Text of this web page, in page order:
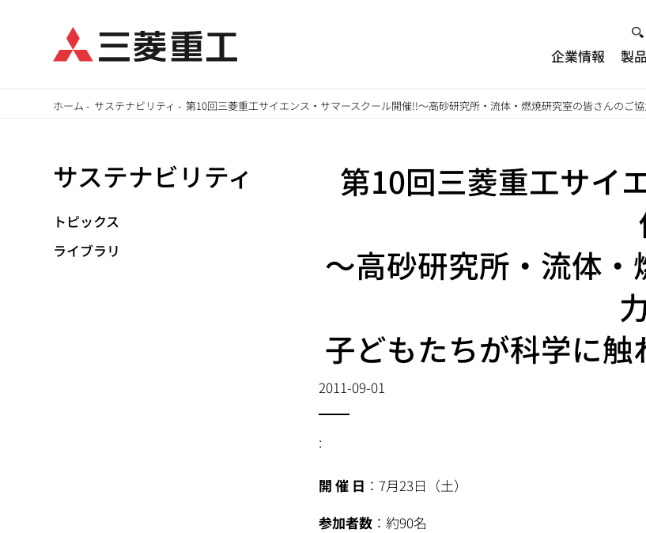
イ
企業情報 製
ホーム - サステナビリティ -第10回三菱重工サイエンス・サマースクール開催!!～高砂研究所・流体・燃焼研究室の皆さんのご
第10回三菱重工サイ
～高砂研究所・流体
子どもたちが科学に
2011-09-01
:
開 催 日 ：7月23日（土）
参加者数 ：約90名
サステナビリティ
トピックス
ライブラリ